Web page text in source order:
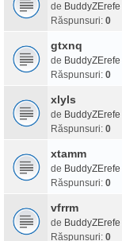
de BuddyZErefe
Răspunsuri: 0
gtxnq
de BuddyZErefe
Răspunsuri: 0
xlyls
de BuddyZErefe
Răspunsuri: 0
xtamm
de BuddyZErefe
Răspunsuri: 0
vfrrm
de BuddyZErefe
Răspunsuri: 0